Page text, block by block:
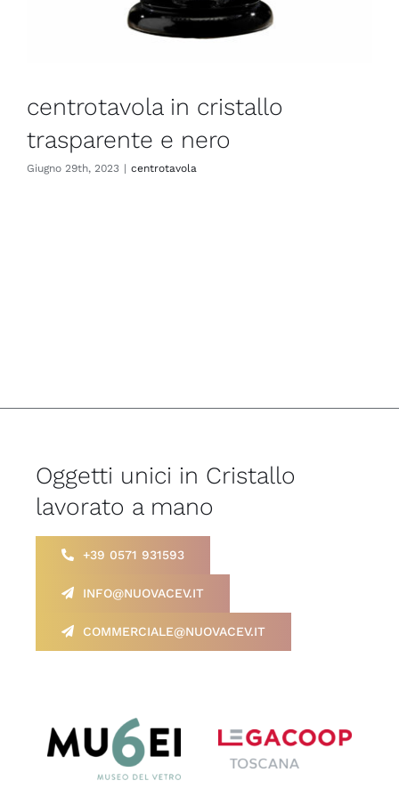
centrotavola in cristallo
trasparente e nero
Giugno 29th, 2023 | centrotavola
Oggetti unici in Cristallo
lavorato a mano
+39 0571 931593
INFO@NUOVACEV.IT
COMMERCIALE@NUOVACEV.IT